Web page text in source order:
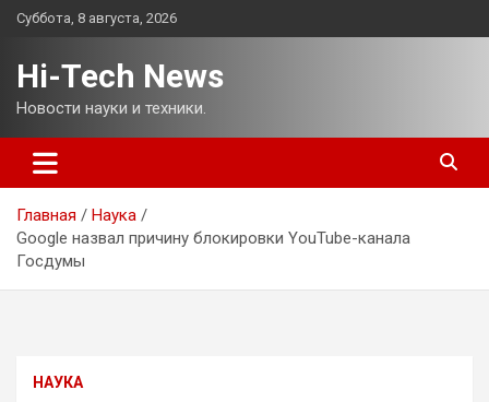
Перейти
Суббота, 8 августа, 2026
Hi-Tech News
Новости науки и техники.
Главная
Наука
Google назвал причину блокировки YouTube-канала
Госдумы
НАУКА